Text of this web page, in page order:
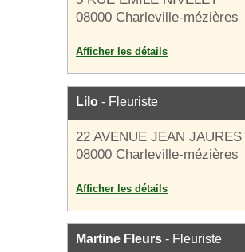
08000 Charleville-mézières
Afficher les détails
Lilo - Fleuriste
22 AVENUE JEAN JAURES
08000 Charleville-mézières
Afficher les détails
Martine Fleurs - Fleuriste